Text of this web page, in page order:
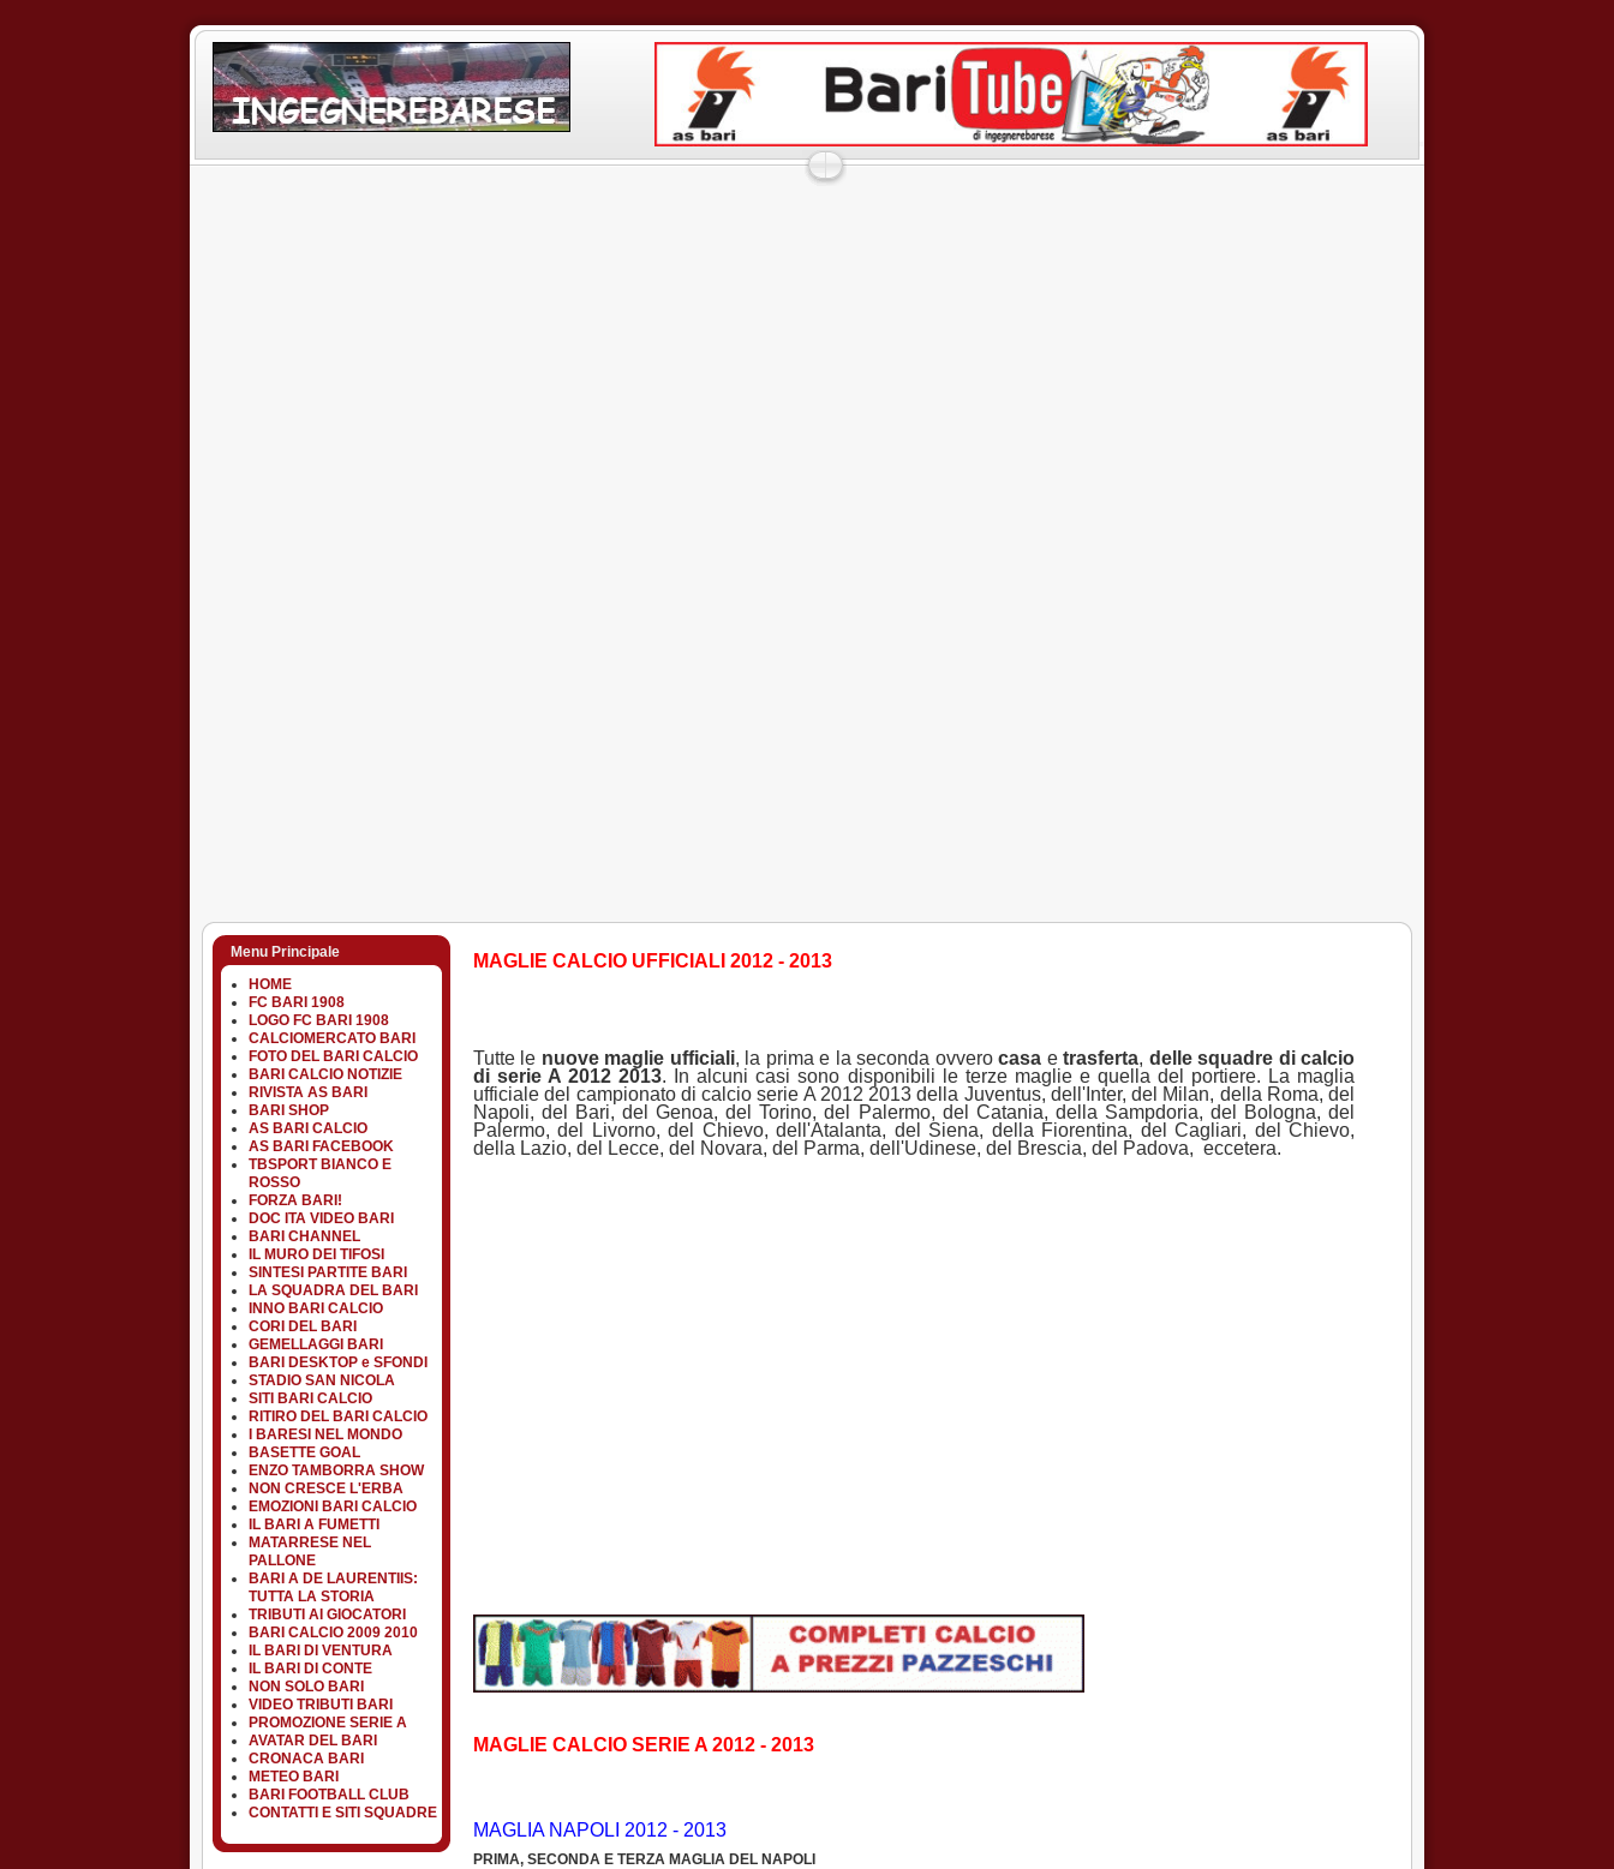
Menu Principale
HOME
FC BARI 1908
LOGO FC BARI 1908
CALCIOMERCATO BARI
FOTO DEL BARI CALCIO
BARI CALCIO NOTIZIE
RIVISTA AS BARI
BARI SHOP
AS BARI CALCIO
AS BARI FACEBOOK
TBSPORT BIANCO E
ROSSO
FORZA BARI!
DOC ITA VIDEO BARI
BARI CHANNEL
IL MURO DEI TIFOSI
SINTESI PARTITE BARI
LA SQUADRA DEL BARI
INNO BARI CALCIO
CORI DEL BARI
GEMELLAGGI BARI
BARI DESKTOP e SFONDI
STADIO SAN NICOLA
SITI BARI CALCIO
RITIRO DEL BARI CALCIO
I BARESI NEL MONDO
BASETTE GOAL
ENZO TAMBORRA SHOW
NON CRESCE L'ERBA
EMOZIONI BARI CALCIO
IL BARI A FUMETTI
MATARRESE NEL
PALLONE
BARI A DE LAURENTIIS:
TUTTA LA STORIA
TRIBUTI AI GIOCATORI
BARI CALCIO 2009 2010
IL BARI DI VENTURA
IL BARI DI CONTE
NON SOLO BARI
VIDEO TRIBUTI BARI
PROMOZIONE SERIE A
AVATAR DEL BARI
CRONACA BARI
METEO BARI
BARI FOOTBALL CLUB
CONTATTI E SITI SQUADRE
MAGLIE CALCIO UFFICIALI 2012 - 2013
Tutte le nuove maglie ufficiali, la prima e la seconda ovverocasa etrasferta, delle squadre di calcio
di serie A 2012 2013. In alcuni casi sono disponibili le terze maglie e quella del portiere. La maglia
ufficiale del campionato di calcio serie A 2012 2013 della Juventus, dell'Inter, del Milan, della Roma, del
Napoli, del Bari, del Genoa, del Torino, del Palermo, del Catania, della Sampdoria, del Bologna, del
Palermo, del Livorno, del Chievo, dell'Atalanta, del Siena, della Fiorentina, del Cagliari, del Chievo,
della Lazio, del Lecce, del Novara, del Parma, dell'Udinese, del Brescia, del Padova, eccetera.
MAGLIE CALCIO SERIE A 2012 - 2013
MAGLIA NAPOLI 2012 - 2013
PRIMA, SECONDA E TERZA MAGLIA DEL NAPOLI